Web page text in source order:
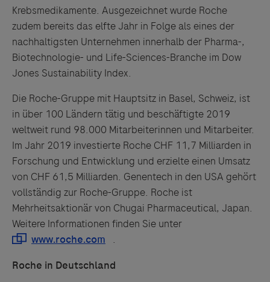
Krebsmedikamente. Ausgezeichnet wurde Roche
zudem bereits das elfte Jahr in Folge als eines der
nachhaltigsten Unternehmen innerhalb der Pharma-,
Biotechnologie- und Life-Sciences-Branche im Dow
Jones Sustainability Index.
Die Roche-Gruppe mit Hauptsitz in Basel, Schweiz, ist
in über 100 Ländern tätig und beschäftigte 2019
weltweit rund 98.000 Mitarbeiterinnen und Mitarbeiter.
Im Jahr 2019 investierte Roche CHF 11,7 Milliarden in
Forschung und Entwicklung und erzielte einen Umsatz
von CHF 61,5 Milliarden. Genentech in den USA gehört
vollständig zur Roche-Gruppe. Roche ist
Mehrheitsaktionär von Chugai Pharmaceutical, Japan.
Weitere Informationen finden Sie unter
.
Roche in Deutschland
keine Meinung über den Inhalt von Websites Dritter und
lehnt ausdrücklich jegliche Verantwortung für
Drittinformationen und deren Verwendung ab.